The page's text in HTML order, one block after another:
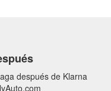
después de Klarna